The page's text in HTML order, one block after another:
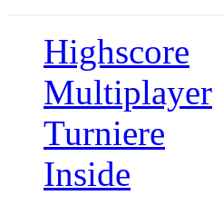
Highscore
Multiplayer
Turniere
Inside